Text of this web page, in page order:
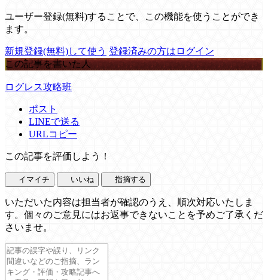
ユーザー登録(無料)することで、この機能を使うことができ
ます。
新規登録(無料)して使う 登録済みの方はログイン
この記事を書いた人
ログレス攻略班
ポスト
LINEで送る
URLコピー
この記事を評価しよう！
イマイチ いいね 指摘する
いただいた内容は担当者が確認のうえ、順次対応いたしま
す。個々のご意見にはお返事できないことを予めご了承くだ
さいませ。